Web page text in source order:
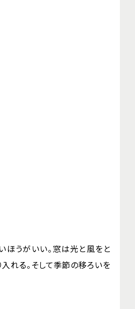
ほうがいい。窓は光と風をと
れる。そして季節の移ろいを